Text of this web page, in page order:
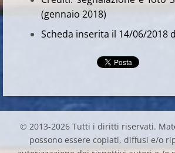
(gennaio 2018)
Scheda inserita il 14/06/2018
© 2013-2026 Tutti i diritti riservati.
possono essere copiati, diffusi e/o